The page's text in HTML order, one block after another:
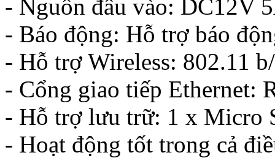
- Nguồn đầu vào: DC12V
- Báo động: Hỗ trợ báo
- Hỗ trợ Wireless: 802.11
- Cổng giao tiếp Ethernet:
- Hỗ trợ lưu trữ: 1 x Micro
- Hoạt động tốt trong cả